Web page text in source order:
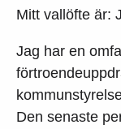
Mitt vallöfte är:
Jag har en
Den senaste